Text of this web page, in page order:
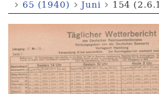
65 (1940)
Juni 154